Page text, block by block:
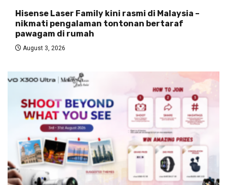
Hisense Laser Family kini rasmi di Malaysia –
nikmati pengalaman tontonan bertaraf
pawagam di rumah
August 3, 2026